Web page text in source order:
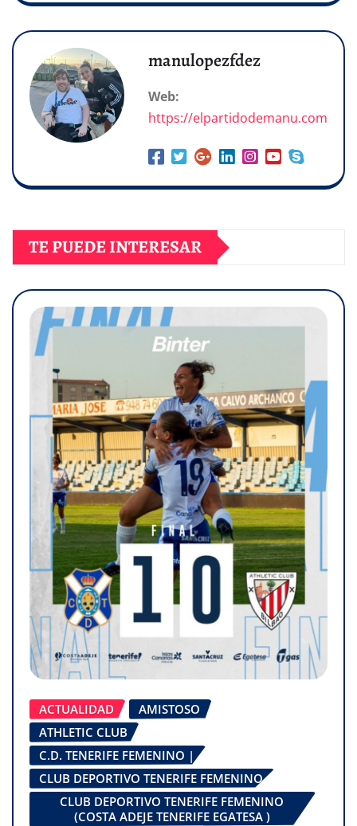
manulopezfdez
Web:
https://elpartidodemanu.com
TE PUEDE INTERESAR
ACTUALIDAD
AMISTOSO
ATHLETIC CLUB
C.D. TENERIFE FEMENINO |
CLUB DEPORTIVO TENERIFE FEMENINO
CLUB DEPORTIVO TENERIFE FEMENINO
(COSTA ADEJE TENERIFE EGATESA )